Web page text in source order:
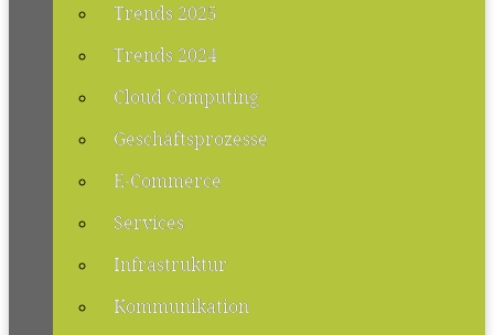
Trends 2025
Trends 2024
Cloud Computing
Geschäftsprozesse
E-Commerce
Services
Infrastruktur
Kommunikation